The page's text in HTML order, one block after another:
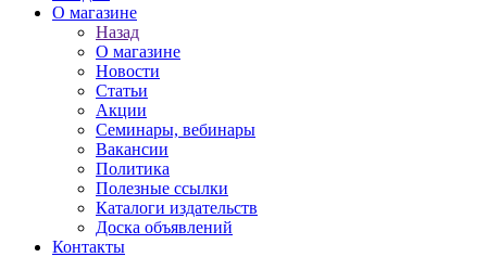
О магазине
Назад
О магазине
Новости
Статьи
Акции
Семинары, вебинары
Вакансии
Политика
Полезные ссылки
Каталоги издательств
Доска объявлений
Контакты